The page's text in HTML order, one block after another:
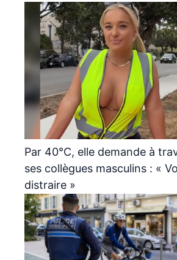
Par 40°C, elle demande à
ses collègues masculins : «
distraire »